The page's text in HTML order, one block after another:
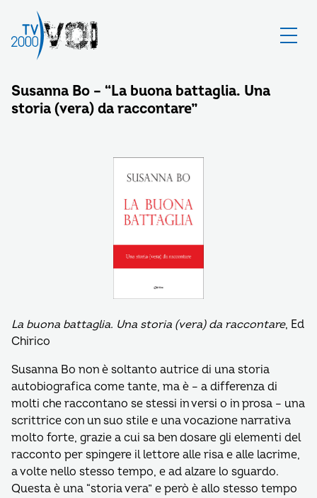
Susanna Bo – “La buona battaglia. Una
storia (vera) da raccontare”
La buona battaglia. Una storia (vera) da raccontare, Ed
Chirico
Susanna Bo non è soltanto autrice di una storia
autobiografica come tante, ma è – a differenza di
molti che raccontano se stessi in versi o in prosa – una
scrittrice con un suo stile e una vocazione narrativa
molto forte, grazie a cui sa ben dosare gli elementi del
racconto per spingere il lettore alle risa e alle lacrime,
a volte nello stesso tempo, e ad alzare lo sguardo.
Questa è una “storia vera” e però è allo stesso tempo